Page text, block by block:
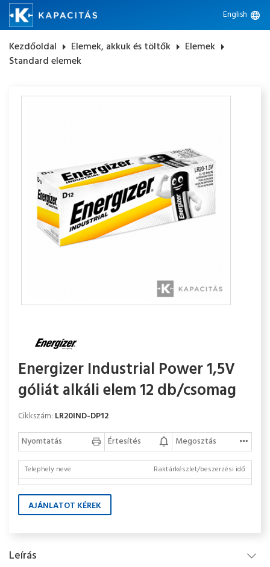
English language
Kezdőoldal arrow_right Elemek, akkuk és töltők arrow_right Elemek arrow_right
Standard elemek
Energizer Industrial Power 1,5V
góliát alkáli elem 12 db/csomag
Cikkszám: LR20IND-DP12
Nyomtatás
Értesítés Megosztás
Telephely neve Raktárkészlet/beszerzési idő
AJÁNLATOT KÉREK
Leírás